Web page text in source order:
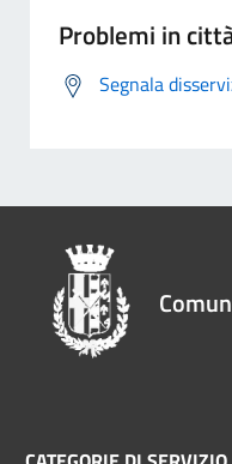
Problemi in
Segnala